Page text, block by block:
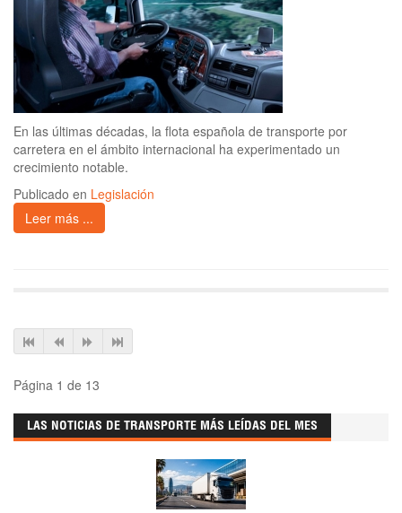
En las últimas décadas, la flota española de transporte por
carretera en el ámbito internacional ha experimentado un
crecimiento notable.
Publicado en Legislación
Leer más ...
Página 1 de 13
LAS NOTICIAS DE TRANSPORTE MÁS LEÍDAS DEL MES